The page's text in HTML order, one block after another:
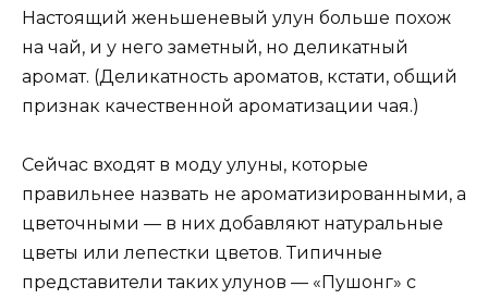
Настоящий женьшеневый улун больше похож
на чай, и у него заметный, но деликатный
аромат. (Деликатность ароматов, кстати, общий
признак качественной ароматизации чая.)
Сейчас входят в моду улуны, которые
правильнее назвать не ароматизированными, а
цветочными — в них добавляют натуральные
цветы или лепестки цветов. Типичные
представители таких улунов — «Пушонг» с